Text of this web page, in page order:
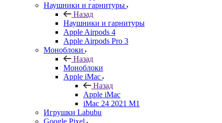
Наушники и гарнитуры
Назад
Наушники и гарнитуры
Apple Airpods 4
Apple Airpods Pro 3
Моноблоки
Назад
Моноблоки
Apple iMac
Назад
Apple iMac
iMac 24 2021 M1
Игрушки Labubu
Google Pixel